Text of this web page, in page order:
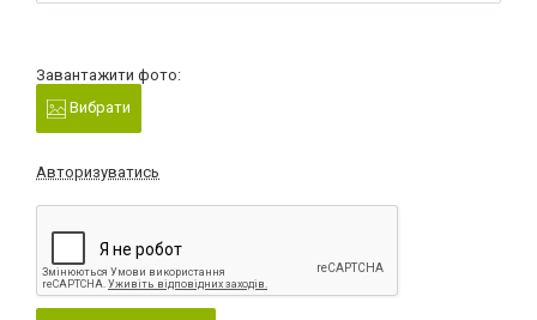
Завантажити фото:
Вибрати
Авторизуватись